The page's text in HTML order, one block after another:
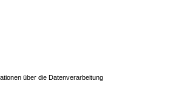
über die Datenverarbeitung